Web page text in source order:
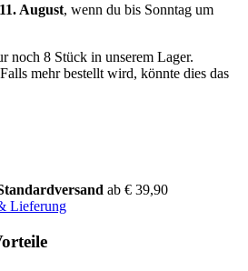
August, wenn du bis Sonntag um
noch 8 Stück in unserem Lager.
mehr bestellt wird, könnte dies das
ab € 39,90
Lieferung